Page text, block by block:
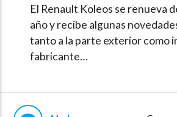
El Renault Koleos se renueva
año y recibe algunas
tanto a la parte exterior como
fabricante…